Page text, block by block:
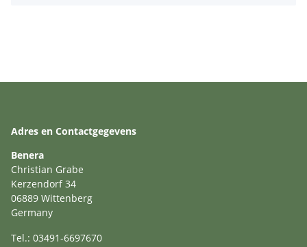
Adres en Contactgegevens
Benera
Christian Grabe
Kerzendorf 34
06889 Wittenberg
Germany
Tel.: 03491-6697670